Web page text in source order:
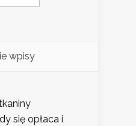
wpisy
się opłaca i